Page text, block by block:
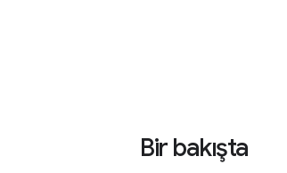
Bir bakışta